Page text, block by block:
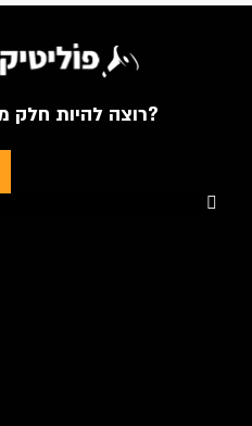
רוצה להיות חלק מפוליטיקלי קוראת?